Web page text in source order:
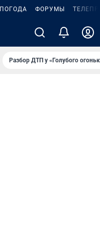
ПОГОДА ФОРУМЫ
Разбор ДТП у «Голубого